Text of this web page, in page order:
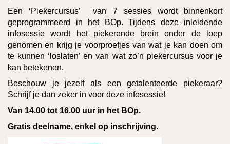
Een ‘Piekercursus’ van 7 sessies wordt binnenkort
geprogrammeerd in het BOp. Tijdens deze inleidende
infosessie wordt het piekerende brein onder de loep
genomen en krijg je voorproefjes van wat je kan doen om
te kunnen ‘loslaten’ en van wat zo’n piekercursus voor je
kan betekenen.
Beschouw je jezelf als een getalenteerde piekeraar?
Schrijf je dan zeker in voor deze infosessie!
Van 14.00 tot 16.00 uur in het BOp.
Gratis deelname, enkel op inschrijving.